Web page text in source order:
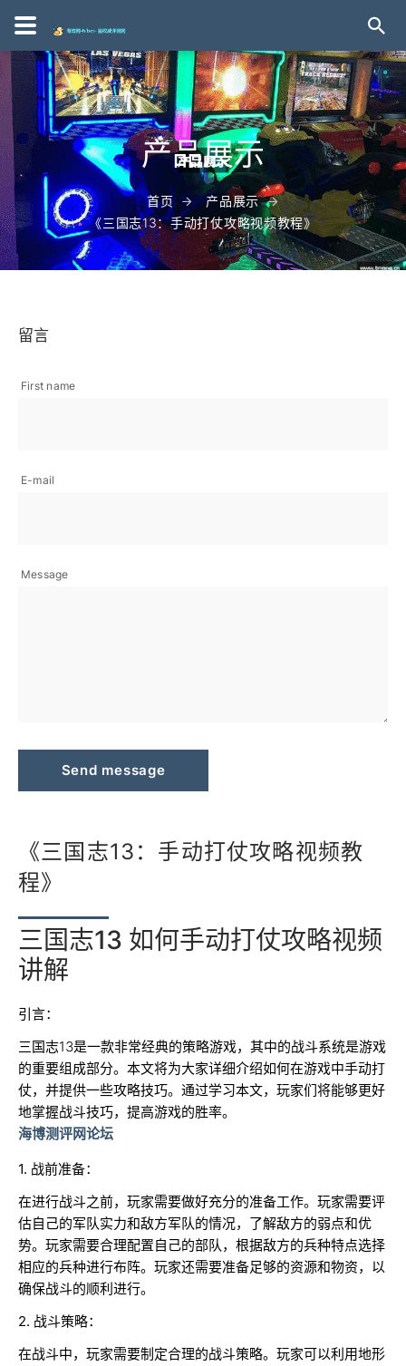
产品展示
首页
产品展示
《三国志13：手动打仗攻略视频教程》
留言
First name
E-mail
Message
Send message
《三国志13：手动打仗攻略视频教
程》
三国志13 如何手动打仗攻略视频
讲解
引言：
三国志13是一款非常经典的策略游戏，其中的战斗系统是游戏
的重要组成部分。本文将为大家详细介绍如何在游戏中手动打
仗，并提供一些攻略技巧。通过学习本文，玩家们将能够更好
地掌握战斗技巧，提高游戏的胜率。
海博测评网论坛
1. 战前准备：
在进行战斗之前，玩家需要做好充分的准备工作。玩家需要评
估自己的军队实力和敌方军队的情况，了解敌方的弱点和优
势。玩家需要合理配置自己的部队，根据敌方的兵种特点选择
相应的兵种进行布阵。玩家还需要准备足够的资源和物资，以
确保战斗的顺利进行。
2. 战斗策略：
在战斗中，玩家需要制定合理的战斗策略。玩家可以利用地形